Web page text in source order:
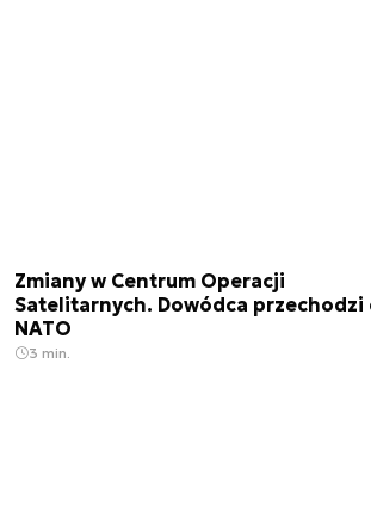
Zmiany w Centrum Operacji
Satelitarnych. Dowódca przechodzi
NATO
3 min.